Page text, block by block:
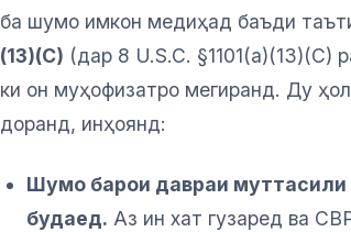
ба шумо имкон медиҳад баъди
(13)(C) (дар 8 U.S.C.
ки он муҳофизатро мегиранд. Ду
доранд, инҳоянд:
Шумо барои давраи муттасили
будаед. Аз ин хат гузаред ва